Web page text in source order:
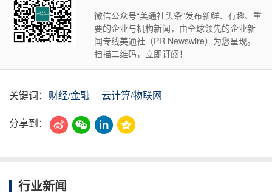
微信公众号“美通社头条”发布新鲜、有趣、重
要的企业与机构新闻，由全球领先的企业新
闻专线美通社（PR Newswire）为您呈现。
扫描二维码，立即订阅！
关键词： 财经/金融
云计算/物联网
分享到：
行业新闻